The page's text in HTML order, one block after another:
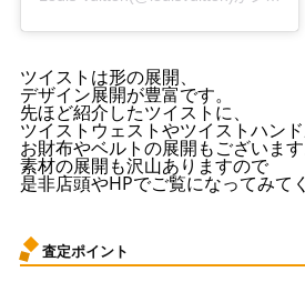
ツイストは形の展開、
デザイン展開が豊富です。
先ほど紹介したツイストに、
ツイストウェストやツイストハンド
お財布やベルトの展開もございます
素材の展開も沢山ありますので
是非店頭やHPでご覧になってみて
査定ポイント